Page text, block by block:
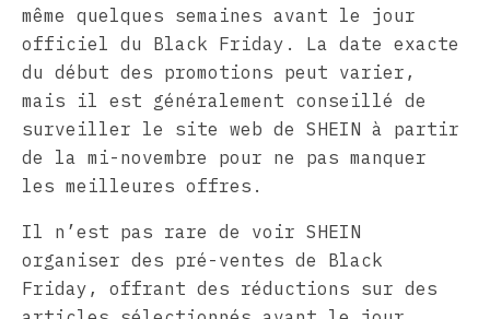
même quelques semaines avant le jour
officiel du Black Friday. La date exacte
du début des promotions peut varier,
mais il est généralement conseillé de
surveiller le site web de SHEIN à partir
de la mi-novembre pour ne pas manquer
les meilleures offres.
Il n’est pas rare de voir SHEIN
organiser des pré-ventes de Black
Friday, offrant des réductions sur des